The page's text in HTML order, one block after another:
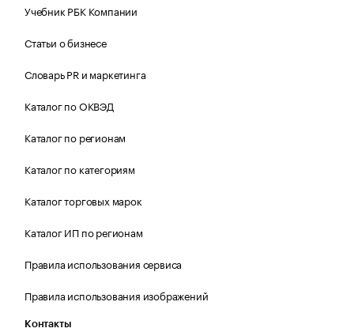
Учебник РБК Компании
Статьи о бизнесе
Словарь PR и маркетинга
Каталог по ОКВЭД
Каталог по регионам
Каталог по категориям
Каталог торговых марок
Каталог ИП по регионам
Правила использования сервиса
Правила использования изображений
Контакты